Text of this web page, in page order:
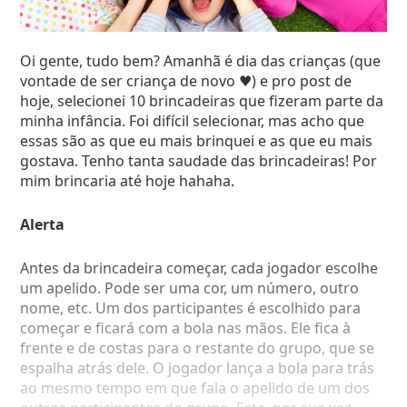
O objetivo é passar para o campo do grupo oposto e
trazer a bandeira para o seu campo.
• Saltos na piscina: Não é bem uma atividade
hahaha, é mais uma forma de diversão! Dá pra usar
a criatividade na hora dos saltos e tirar muitas fotos
legais.
• Barra manteiga:O grupo é dividido em duas
partes. O participante que começa escolhe alguém
correndo. Caso seja pego, passa a ser do outro time.
• Jenga:Um jogo que tem peças de madeira que
formam uma torre. O objetivo é tirarmos uma peça
dela e colocar na superfície sem deixar a torre cair.
• Queimada: O grupo é dividido e duas partes. É
usada uma bola que fica passando de um campo pra
Oi gente, tudo bem? Amanhã é dia das crianças (que
vontade de ser criança de novo ♥) e pro post de
hoje, selecionei 10 brincadeiras que fizeram parte da
minha infância. Foi difícil selecionar, mas acho que
essas são as que eu mais brinquei e as que eu mais
gostava. Tenho tanta saudade das brincadeiras! Por
mim brincaria até hoje hahaha.
Alerta
Antes da brincadeira começar, cada jogador escolhe
um apelido. Pode ser uma cor, um número, outro
nome, etc. Um dos participantes é escolhido para
começar e ficará com a bola nas mãos. Ele fica à
frente e de costas para o restante do grupo, que se
espalha atrás dele. O jogador lança a bola para trás
ao mesmo tempo em que fala o apelido de um dos